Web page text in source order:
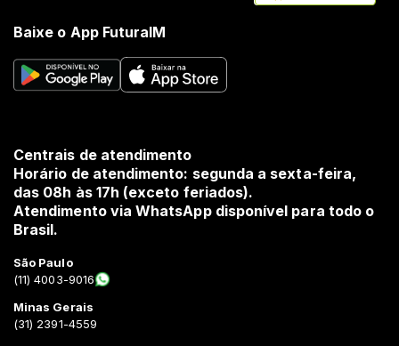
Baixe o App FuturaIM
Centrais de atendimento
Horário de atendimento: segunda a sexta-feira,
das 08h às 17h (exceto feriados).
Atendimento via WhatsApp disponível para todo o
Brasil.
São Paulo
(11) 4003-9016
Minas Gerais
(31) 2391-4559